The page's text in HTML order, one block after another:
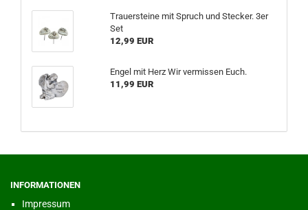
Trauersteine mit Spruch und Stecker. 3er
Set
12,99 EUR
Engel mit Herz Wir vermissen Euch.
11,99 EUR
INFORMATIONEN
Impressum